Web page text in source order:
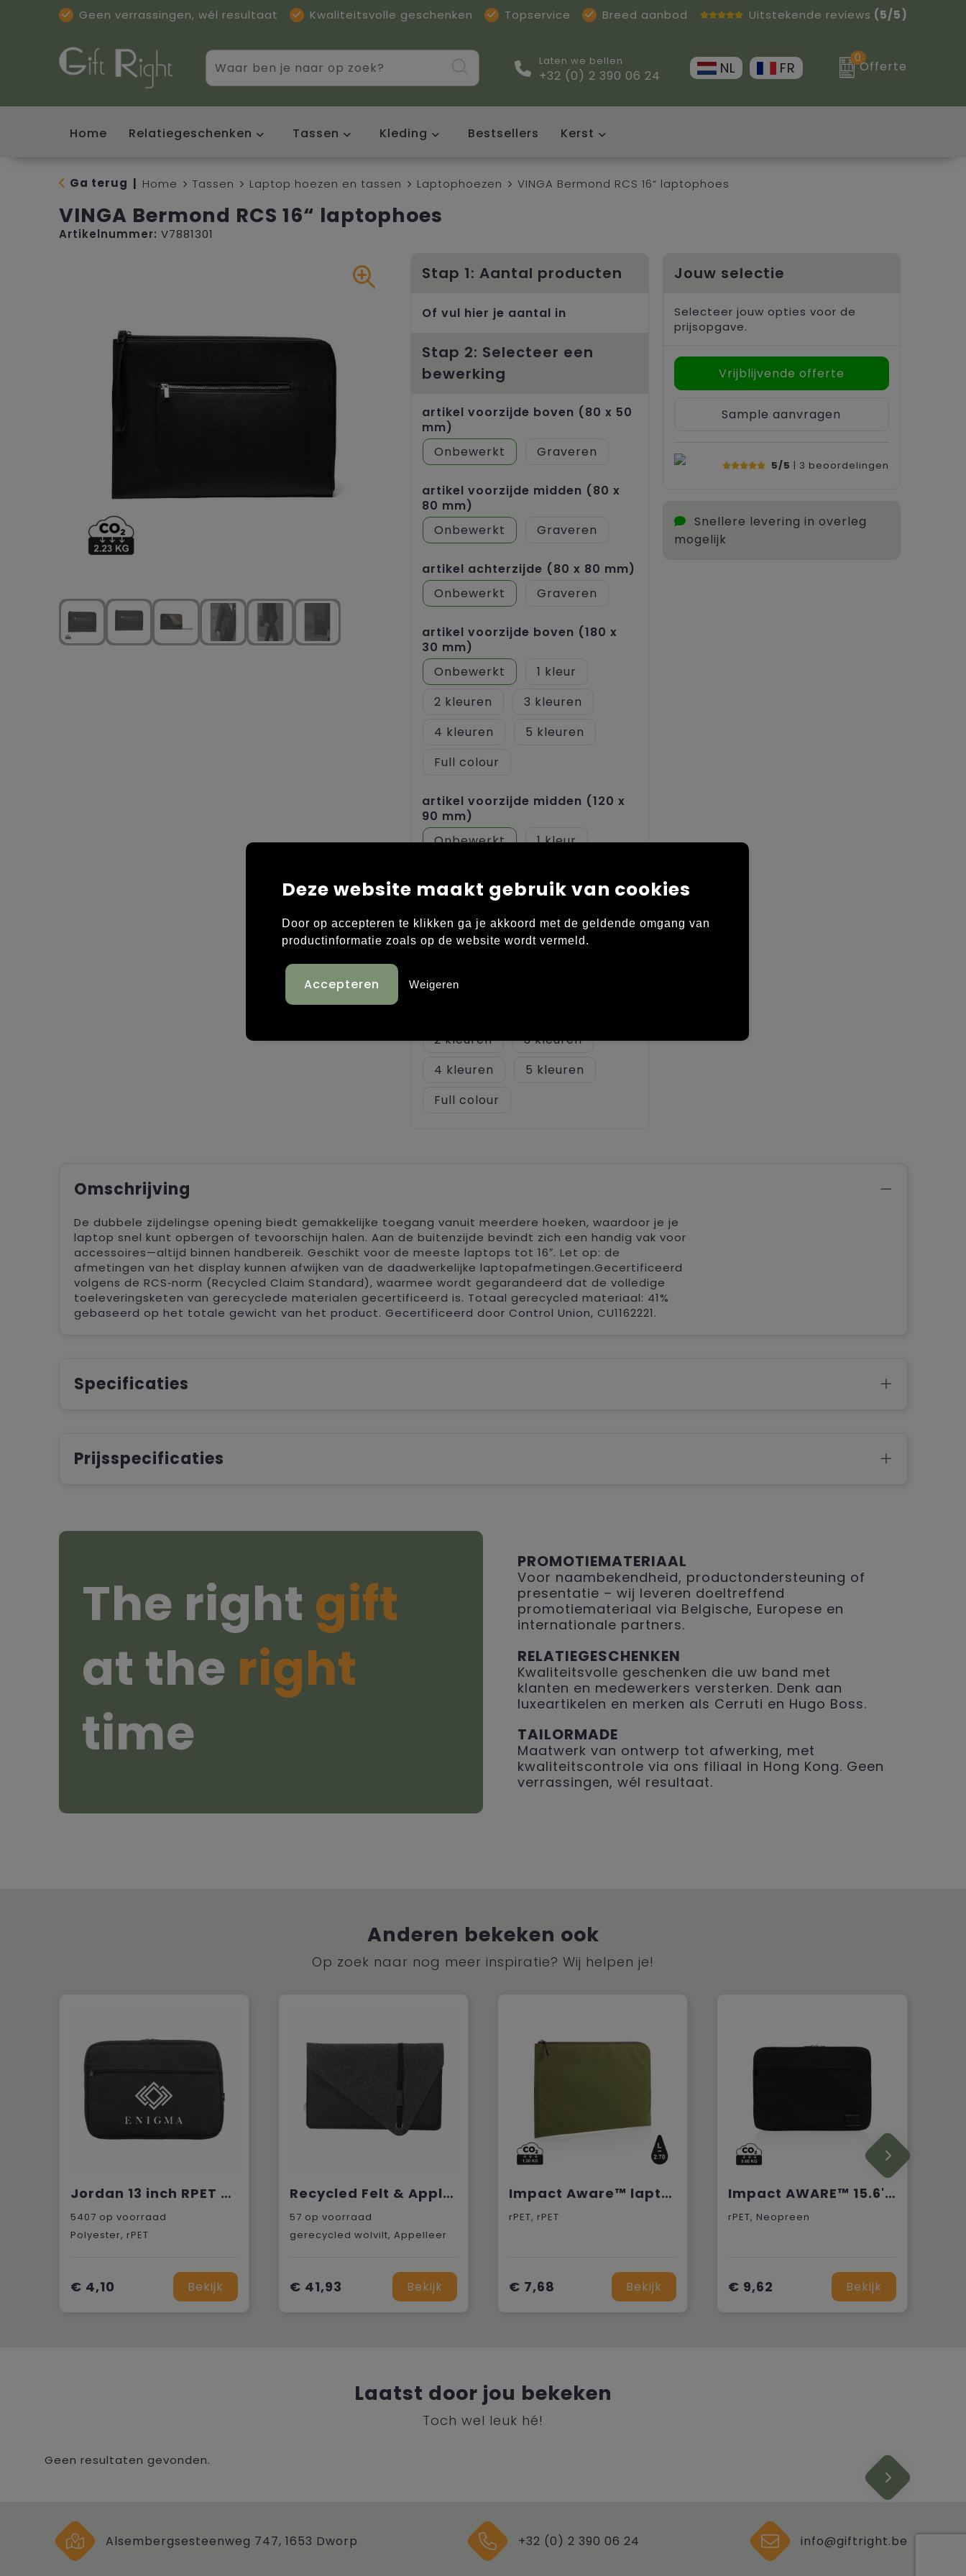
Geen verrassingen, wél resultaat Kwaliteitsvolle geschenken Topservice Breed aanbod Uitstekende reviews (5/5)
Laten we bellen
+32 (0) 2 390 06 24 NL FR
0
Offerte
Home Relatiegeschenken Tassen Kleding Bestsellers Kerst
Ga terug Home Tassen Laptop hoezen en tassen Laptophoezen VINGA Bermond RCS 16“ laptophoes
VINGA Bermond RCS 16“ laptophoes
Artikelnummer: V7881301
Stap 1: Aantal producten
Of vul hier je aantal in
Stap 2: Selecteer een
bewerking
artikel voorzijde boven (80 x 50
mm)
Onbewerkt
Graveren
artikel voorzijde midden (80 x
80 mm)
Onbewerkt
Graveren
artikel achterzijde (80 x 80 mm)
Onbewerkt
Graveren
artikel voorzijde boven (180 x
30 mm)
Onbewerkt
1
2
3
4
5
Full colour
artikel voorzijde midden (120 x
90 mm)
Onbewerkt
1
4
5
Full colour
mm)
2
3
4
5
Full colour
Jouw selectie
Selecteer jouw opties voor de
prijsopgave.
Vrijblijvende offerte
Sample aanvragen
5/5 | 3 beoordelingen
Snellere levering in overleg
mogelijk
Omschrijving
De dubbele zijdelingse opening biedt gemakkelijke toegang vanuit meerdere hoeken, waardoor je je
laptop snel kunt opbergen of tevoorschijn halen. Aan de buitenzijde bevindt zich een handig vak voor
accessoires—altijd binnen handbereik. Geschikt voor de meeste laptops tot 16″. Let op: de
afmetingen van het display kunnen afwijken van de daadwerkelijke laptopafmetingen.Gecertificeerd
volgens de RCS‑norm (Recycled Claim Standard), waarmee wordt gegarandeerd dat de volledige
toeleveringsketen van gerecyclede materialen gecertificeerd is. Totaal gerecycled materiaal: 41%
gebaseerd op het totale gewicht van het product. Gecertificeerd door Control Union, CU1162221.
Specificaties
Prijsspecificaties
The right gift
at the right
time
PROMOTIEMATERIAAL
Voor naambekendheid, productondersteuning of
presentatie – wij leveren doeltreffend
promotiemateriaal via Belgische, Europese en
internationale partners.
RELATIEGESCHENKEN
Kwaliteitsvolle geschenken die uw band met
klanten en medewerkers versterken. Denk aan
luxeartikelen en merken als Cerruti en Hugo Boss.
TAILORMADE
Maatwerk van ontwerp tot afwerking, met
kwaliteitscontrole via ons filiaal in Hong Kong. Geen
verrassingen, wél resultaat.
Anderen bekeken ook
Op zoek naar nog meer inspiratie? Wij helpen je!
Jordan 13 inch RPET Laptop Sleeve laptophoes
5407 op voorraad
Polyester, rPET
€ 4,10 Bekijk
Recycled Felt & Apple Leather Laptop Sleeve 15/16"
57 op voorraad
gerecycled wolvilt, Appelleer
€ 41,93 Bekijk
Impact Aware™ laptop 15.6" minimalistische laptophoes
rPET, rPET
€ 7,68 Bekijk
Impact AWARE™ 15.6' laptophoes
rPET, Neopreen
€ 9,62 Bekijk
Laatst door jou bekeken
Toch wel leuk hé!
Geen resultaten gevonden.
Alsembergsesteenweg 747, 1653 Dworp +32 (0) 2 390 06 24 info@giftright.be
Deze website maakt gebruik van cookies
Door op accepteren te klikken ga je akkoord met de geldende omgang van
productinformatie zoals op de website wordt vermeld.
Weigeren